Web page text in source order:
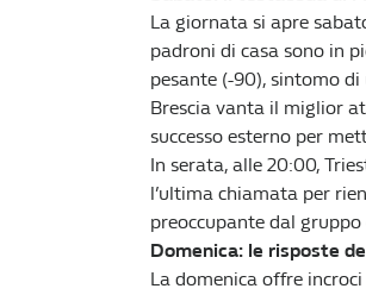
La giornata si apre
padroni di casa sono in
pesante (-90), sintomo
Brescia vanta il miglior
successo esterno per
In serata, alle 20:00,
l’ultima chiamata per
preoccupante dal
Domenica: le risposte
La domenica offre